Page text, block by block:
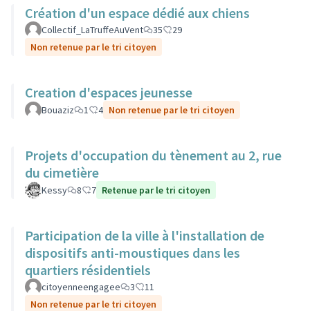
Création d'un espace dédié aux chiens
Collectif_LaTruffeAuVent 35
29
Non retenue par le tri citoyen
Creation d'espaces jeunesse
Bouaziz 1 4 Non retenue par le tri citoyen
Projets d'occupation du tènement au 2, rue
du cimetière
Kessy 8 7 Retenue par le tri citoyen
Participation de la ville à l'installation de
dispositifs anti-moustiques dans les
quartiers résidentiels
citoyenneengagee 3
11
Non retenue par le tri citoyen